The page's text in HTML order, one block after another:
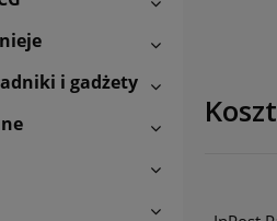
i gadżety